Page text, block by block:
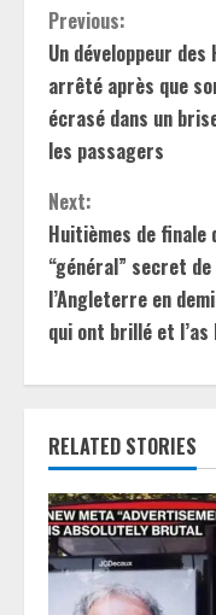
C
o
n
t
i
n
u
e
R
e
a
d
Previous:
Un développeur
arrêté après que
écrasé dans un
les passagers
Next:
Huitièmes de finale
“général” secret
l’Angleterre en
qui ont brillé et l’as
RELATED STORIES